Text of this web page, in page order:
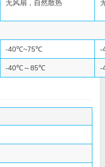
无风扇，自然散热
-40℃~75℃ -
-40℃～85℃ -